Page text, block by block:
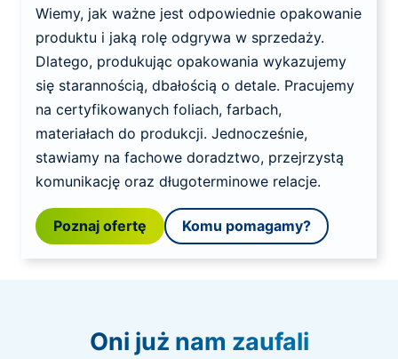
Wiemy, jak ważne jest odpowiednie opakowanie
produktu i jaką rolę odgrywa w sprzedaży.
Dlatego, produkując opakowania wykazujemy
się starannością, dbałością o detale. Pracujemy
na certyfikowanych foliach, farbach,
materiałach do produkcji. Jednocześnie,
stawiamy na fachowe doradztwo, przejrzystą
komunikację oraz długoterminowe relacje.
Poznaj ofertę Komu pomagamy?
Oni już nam zaufali